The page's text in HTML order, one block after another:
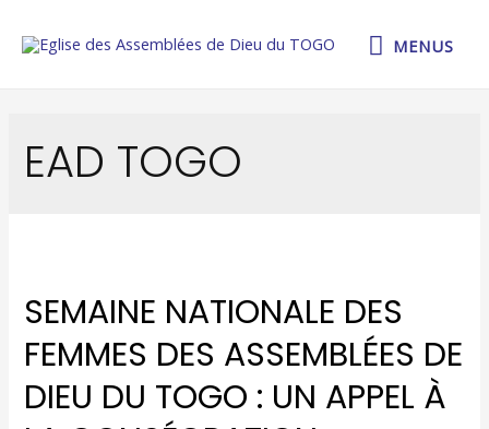
MENUS
EAD TOGO
SEMAINE NATIONALE DES
FEMMES DES ASSEMBLÉES DE
DIEU DU TOGO : UN APPEL À